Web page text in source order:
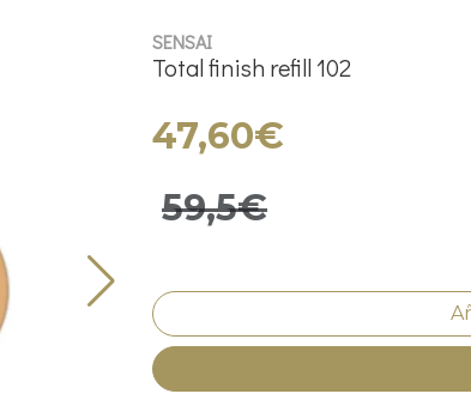
SENSAI
Total finish refill 102
47,60€
59,5€